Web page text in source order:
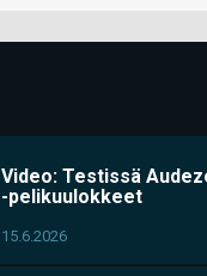
Video: Testissä
-pelikuulokkeet
15.6.2026